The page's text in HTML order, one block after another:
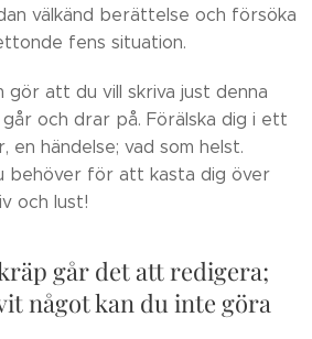
välkänd berättelse och försöka
fens situation.
gör att du vill skriva just denna
går och drar på. Förälska dig i ett
en händelse; vad som helst.
behöver för att kasta dig över
och lust!
går det att redigera;
något kan du inte göra